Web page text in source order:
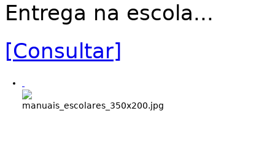
Entrega na escola...
[Consultar]